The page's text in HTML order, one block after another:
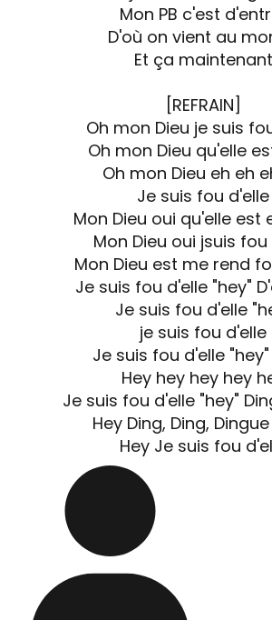
Mon PB c'est
D'où on vient au
Et ça maintenant
[REFRAIN]
Oh mon Dieu je suis
Oh mon Dieu qu'elle
Oh mon Dieu eh eh
Je suis fou d'elle
Mon Dieu oui qu'elle est
Mon Dieu oui jsuis
Mon Dieu est me rend
Je suis fou d'elle "hey"
Je suis fou d'elle
je suis fou d'elle
Je suis fou d'elle
Hey hey hey hey
Je suis fou d'elle "hey"
Hey Ding, Ding,
Hey Je suis fou